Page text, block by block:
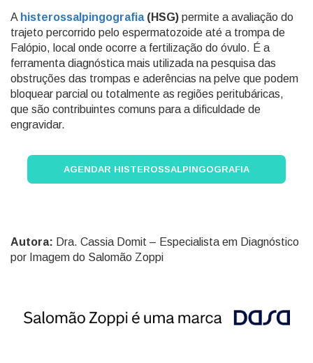
A histerossalpingografia(HSG) permite a avaliação do
trajeto percorrido pelo espermatozoide até a trompa de
Falópio, local onde ocorre a fertilização do óvulo. É a
ferramenta diagnóstica mais utilizada na pesquisa das
obstruções das trompas e aderências na pelve que podem
bloquear parcial ou totalmente as regiões peritubáricas,
que são contribuintes comuns para a dificuldade de
engravidar.
AGENDAR HISTEROSSALPINGOGRAFIA
Autora: Dra. Cassia Domit – Especialista em Diagnóstico
por Imagem do Salomão Zoppi